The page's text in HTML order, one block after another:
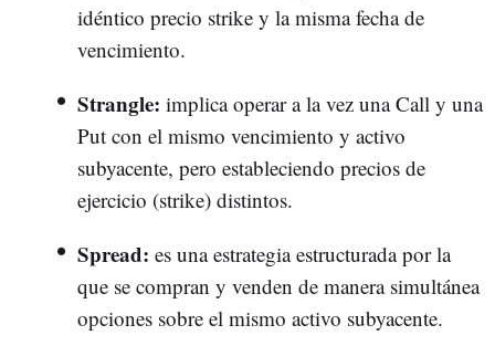
idéntico precio strike y la misma fecha de
vencimiento.
Strangle: implica operar a la vez una Call y una
Put con el mismo vencimiento y activo
subyacente, pero estableciendo precios de
ejercicio (strike) distintos.
Spread: es una estrategia estructurada por la
que se compran y venden de manera simultánea
opciones sobre el mismo activo subyacente.